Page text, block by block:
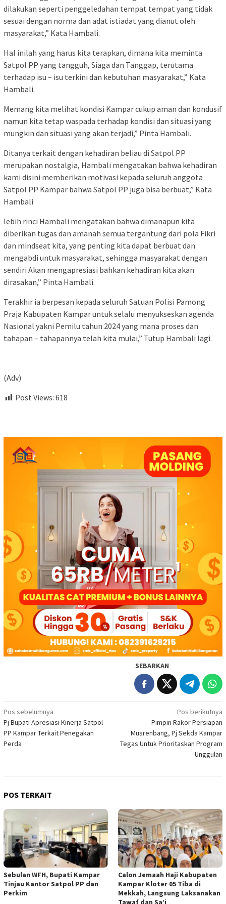
dilakukan seperti penggeledahan tempat tempat yang tidak
sesuai dengan norma dan adat istiadat yang dianut oleh
masyarakat,” Kata Hambali.
Hal inilah yang harus kita terapkan, dimana kita meminta
Satpol PP yang tangguh, Siaga dan Tanggap, terutama
terhadap isu – isu terkini dan kebutuhan masyarakat,” Kata
Hambali.
Memang kita melihat kondisi Kampar cukup aman dan kondusif
namun kita tetap waspada terhadap kondisi dan situasi yang
mungkin dan situasi yang akan terjadi,” Pinta Hambali.
Ditanya terkait dengan kehadiran beliau di Satpol PP
merupakan nostalgia, Hambali mengatakan bahwa kehadiran
kami disini memberikan motivasi kepada seluruh anggota
Satpol PP Kampar bahwa Satpol PP juga bisa berbuat,” Kata
Hambali
lebih rinci Hambali mengatakan bahwa dimanapun kita
diberikan tugas dan amanah semua tergantung dari pola Fikri
dan mindseat kita, yang penting kita dapat berbuat dan
mengabdi untuk masyarakat, sehingga masyarakat dengan
sendiri Akan mengapresiasi bahkan kehadiran kita akan
dirasakan,” Pinta Hambali.
Terakhir ia berpesan kepada seluruh Satuan Polisi Pamong
Praja Kabupaten Kampar untuk selalu menyukseskan agenda
Nasional yakni Pemilu tahun 2024 yang mana proses dan
tahapan – tahapannya telah kita mulai,” Tutup Hambali lagi.
(Adv)
Post Views: 618
SEBARKAN
Navigasi
pos
Pos sebelumnya
Pj Bupati Apresiasi Kinerja Satpol
PP Kampar Terkait Penegakan
Perda
Pos berikutnya
Pimpin Rakor Persiapan
Musrenbang, Pj Sekda Kampar
Tegas Untuk Prioritaskan Program
Unggulan
POS TERKAIT
Sebulan WFH, Bupati Kampar
Tinjau Kantor Satpol PP dan
Perkim
Calon Jemaah Haji Kabupaten
Kampar Kloter 05 Tiba di
Mekkah, Langsung Laksanakan
Tawaf dan Sa’i